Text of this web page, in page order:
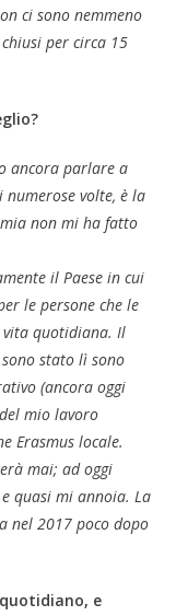
ci sono nemmeno
per circa 15
ancora parlare a
volte, è la
non mi ha fatto
il Paese in cui
le persone che le
vita quotidiana. Il
stato lì sono
(ancora oggi
mio lavoro
Erasmus locale.
mai; ad oggi
quasi mi annoia. La
nel 2017 poco dopo
e